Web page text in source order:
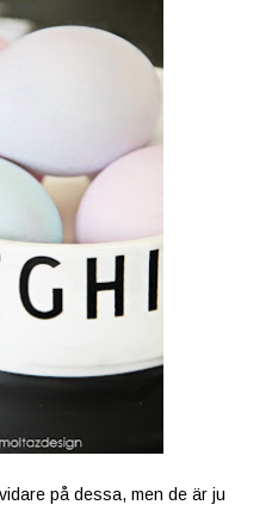
på dessa, men de är ju